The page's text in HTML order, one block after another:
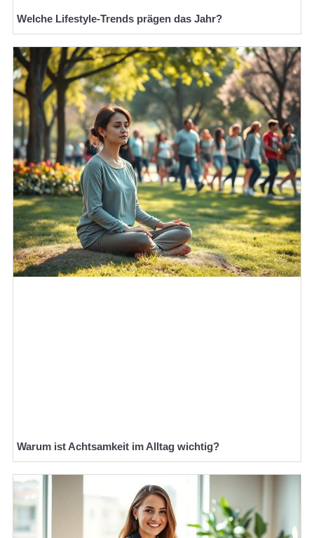
Welche Lifestyle-Trends prägen das Jahr?
Warum ist Achtsamkeit im Alltag wichtig?